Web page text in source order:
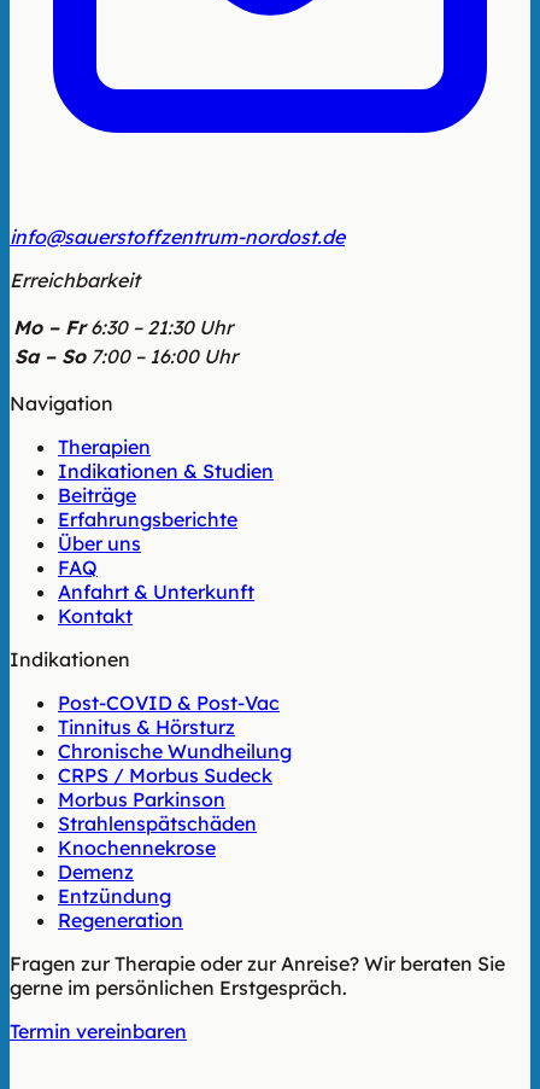
info@sauerstoffzentrum-nordost.de
Erreichbarkeit
Mo – Fr 6:30 – 21:30 Uhr
Sa – So 7:00 – 16:00 Uhr
Navigation
Therapien
Indikationen & Studien
Beiträge
Erfahrungsberichte
Über uns
FAQ
Anfahrt & Unterkunft
Kontakt
Indikationen
Post-COVID & Post-Vac
Tinnitus & Hörsturz
Chronische Wundheilung
CRPS / Morbus Sudeck
Morbus Parkinson
Strahlenspätschäden
Knochennekrose
Demenz
Entzündung
Regeneration
Fragen zur Therapie oder zur Anreise? Wir beraten Sie
gerne im persönlichen Erstgespräch.
Termin vereinbaren